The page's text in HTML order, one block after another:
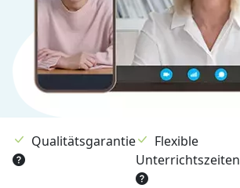
Qualitätsgarantie
Flexible
Unterrichtszeiten